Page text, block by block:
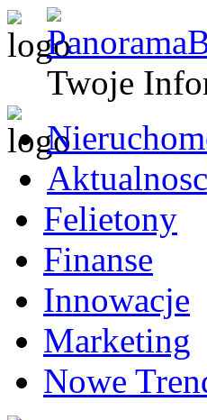
Twoje
Felietony
Finanse
Innowacje
Marketing
Nowe